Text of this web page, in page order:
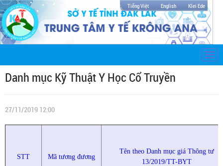
Tiếng Việt English Klei Ede
Danh mục Kỹ Thuật Y Học Cổ Truyền
27/11/2019 12:00
STT Mã tương đương
Tên theo Danh mục giá Thông tư
13/2019/TT-BYT